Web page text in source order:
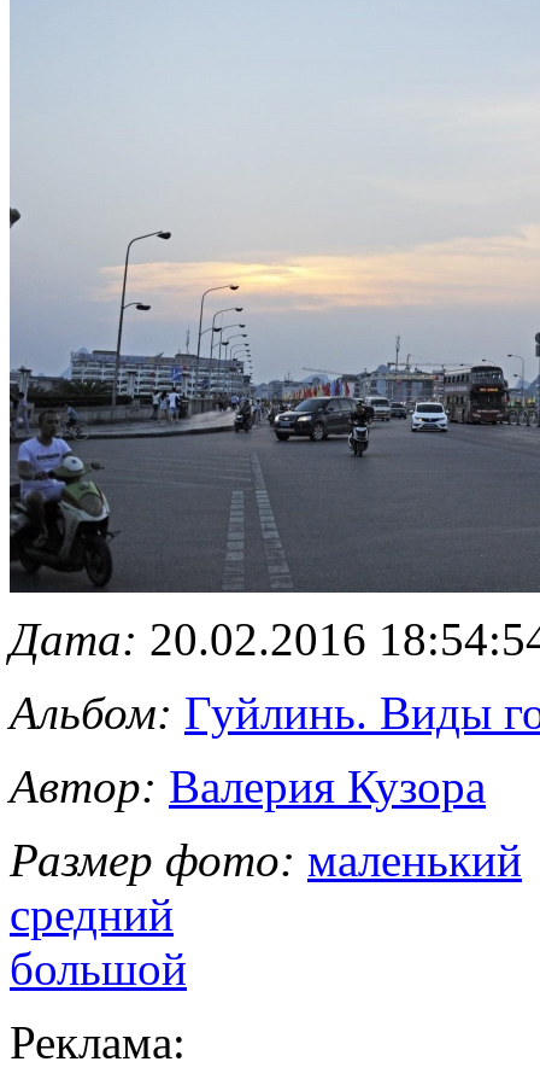
Дата: 20.02.2016
Альбом: Гуйлинь. Виды
Автор: Валерия Кузора
Размер фото: маленький
средний
большой
Реклама: